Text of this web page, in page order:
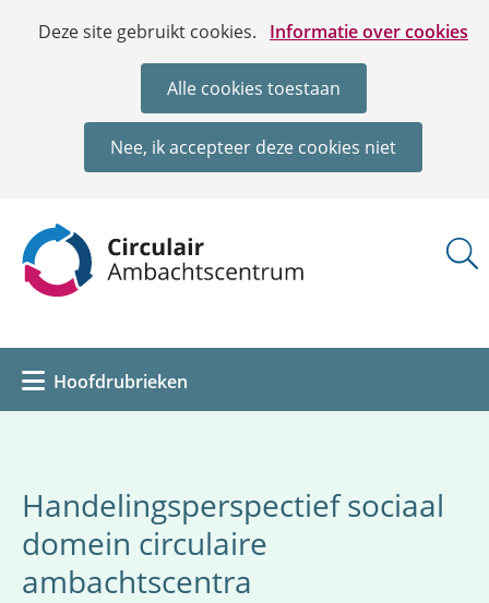
Cookies
Deze site gebruikt cookies. Informatie over cookies
Hier
deze
website
worden
of
geweigerd.
Alle cookies toestaan
Nee, ik accepteer deze cookies niet
Ga
de
inhoud
Hoofdrubrieken
Handelingsperspectief sociaal
domein circulaire
ambachtscentra